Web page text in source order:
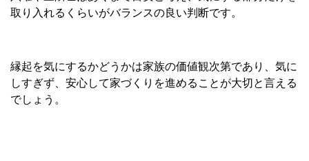
取り入れるくらいがバランスの良い判断です。
縁起を気にするかどうかは家族の価値観次第であり、気に
しすぎず、安心して家づくりを進めることが大切と言える
でしょう。